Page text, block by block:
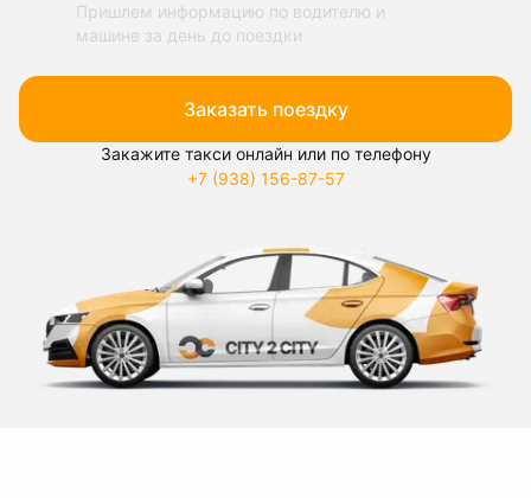
Пришлем информацию по водителю и
машине за день до поездки
Заказать поездку
Закажите такси онлайн или по телефону
+7 (938) 156-87-57